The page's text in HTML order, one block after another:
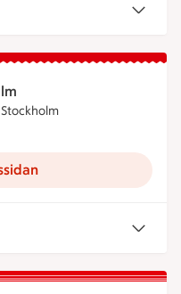
är öppen nu, stänger